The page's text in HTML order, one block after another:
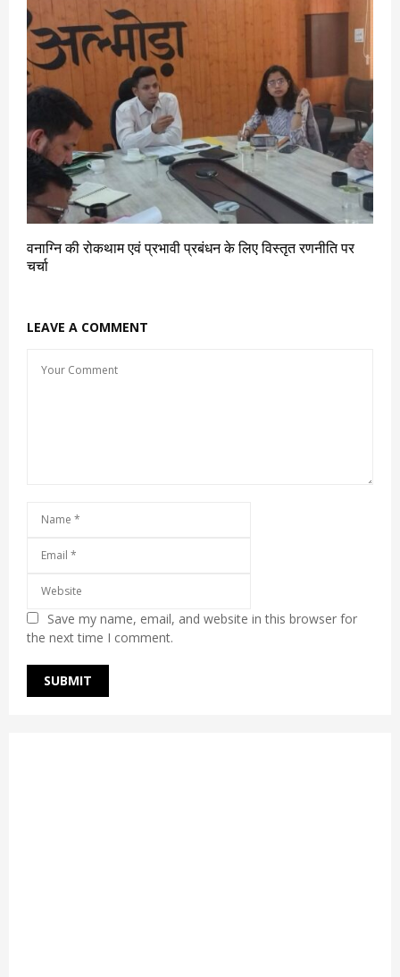
वनाग्नि की रोकथाम एवं प्रभावी प्रबंधन के लिए विस्तृत रणनीति पर
चर्चा
LEAVE A COMMENT
Save my name, email, and website in this browser for
the next time I comment.